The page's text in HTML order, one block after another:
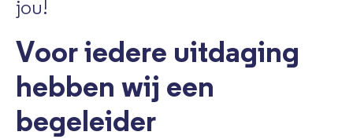
jou!
Voor iedere uitdaging
hebben wij een
begeleider